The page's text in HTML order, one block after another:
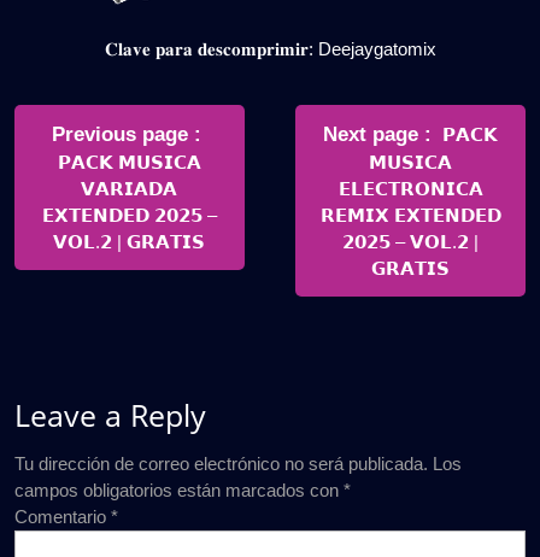
𝐂𝐥𝐚𝐯𝐞 𝐩𝐚𝐫𝐚 𝐝𝐞𝐬𝐜𝐨𝐦𝐩𝐫𝐢𝐦𝐢𝐫: Deejaygatomix
Navegación
entradas
Previous page
𝗣𝗔𝗖𝗞 𝗠𝗨𝗦𝗜𝗖𝗔
𝗩𝗔𝗥𝗜𝗔𝗗𝗔
𝗘𝗫𝗧𝗘𝗡𝗗𝗘𝗗 𝟮𝟬𝟮𝟱 –
𝗩𝗢𝗟.𝟮 | 𝗚𝗥𝗔𝗧𝗜𝗦
Next page
Newer
Posts
𝗣𝗔𝗖𝗞
𝗠𝗨𝗦𝗜𝗖𝗔
𝗘𝗟𝗘𝗖𝗧𝗥𝗢𝗡𝗜𝗖𝗔
𝗥𝗘𝗠𝗜𝗫 𝗘𝗫𝗧𝗘𝗡𝗗𝗘𝗗
𝟮𝟬𝟮𝟱 – 𝗩𝗢𝗟.𝟮 |
𝗚𝗥𝗔𝗧𝗜𝗦
Leave a Reply
Tu dirección de correo electrónico no será publicada. Los
campos obligatorios están marcados con *
Comentario *